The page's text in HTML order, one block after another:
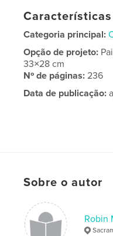
Categoria principal:
Opção de projeto:
33×28 cm
Nº de páginas:236
Data de publicação:
Sobre o autor
Robin